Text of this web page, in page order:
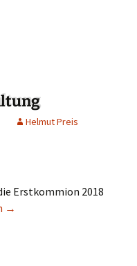
Helmut Preis
Erstkommion 2018
2018
→